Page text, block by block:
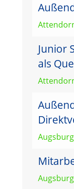
Junior
als
Augsburg
Augsburg